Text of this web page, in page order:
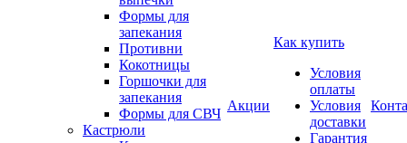
Формы для
запекания
Противни
Кокотницы
Горшочки для
запекания
Формы для СВЧ
Кастрюли
Акции
Как купить
Условия
оплаты
Условия
доставки
Гарантия